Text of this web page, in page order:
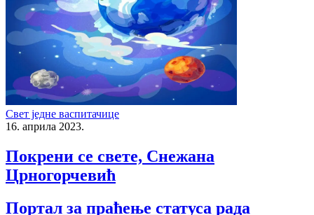
Свет једне васпитачице
16. априла 2023.
Покрени се свете, Снежана
Црногорчевић
Портал за праћење статуса рада